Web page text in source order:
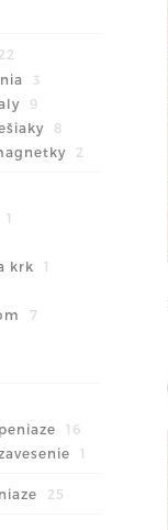
22
3
9
8
2
1
krk
1
7
16
1
25